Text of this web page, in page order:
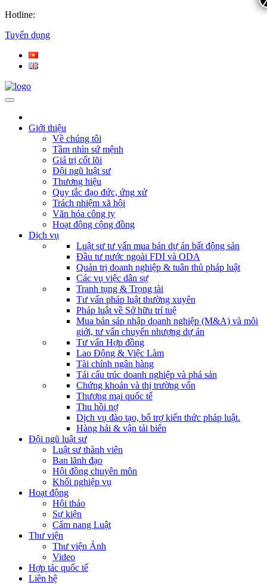
Hotline:
Tuyển dụng
Giới thiệu
Về chúng tôi
Tầm nhìn sứ mệnh
Giá trị cốt lõi
Đội ngũ luật sư
Thương hiệu
Quy tắc đạo đức, ứng xử
Trách nhiệm xã hội
Văn hóa công ty
Hoạt động cộng đồng
Dịch vụ
Luật sư tư vấn mua bán dự án bất động sản
Đầu tư nước ngoài FDI và ODA
Quản trị doanh nghiệp & tuân thủ pháp luật
Các vụ việc dân sự
Tranh tụng & Trọng tài
Tư vấn pháp luật thường xuyên
Pháp luật về Sở hữu trí tuệ
Mua bán sáp nhập doanh nghiệp (M&A) và môi
giới, tư vấn chuyển nhượng dự án
Tư vấn Hợp đồng
Lao Động & Việc Làm
Tài chính ngân hàng
Tái cấu trúc doanh nghiệp và phá sản
Chứng khoán và thị trường vốn
Thương mại quốc tế
Thu hồi nợ
Dịch vụ đào tạo, bổ trợ kiến thức pháp luật.
Hàng hải & vận tải biển
Đội ngũ luật sư
Luật sư thành viên
Ban lãnh đạo
Hội đồng chuyên môn
Khối nghiệp vụ
Hoạt động
Hội thảo
Sự kiện
Cẩm nang Luật
Thư viện
Thư viện Ảnh
Video
Hợp tác quốc tế
Liên hệ